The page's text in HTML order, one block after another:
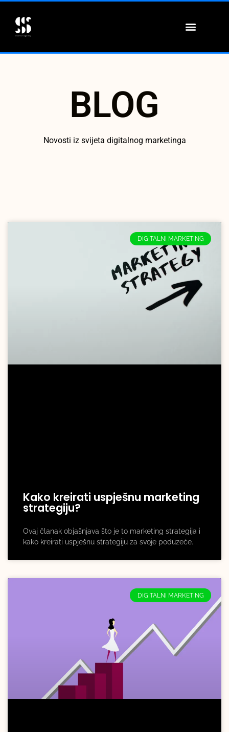
BLOG
Novosti iz svijeta digitalnog marketinga
DIGITALNI MARKETING
Kako kreirati uspješnu marketing
strategiju?
Ovaj članak objašnjava što je to marketing strategija i
kako kreirati uspješnu strategiju za svoje poduzeće.
DIGITALNI MARKETING